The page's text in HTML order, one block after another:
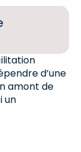
d’une
amont de
un